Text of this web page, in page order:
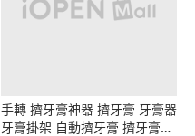
手轉 擠牙膏神器 擠牙膏 牙膏器
牙膏掛架 自動擠牙膏 擠牙膏器